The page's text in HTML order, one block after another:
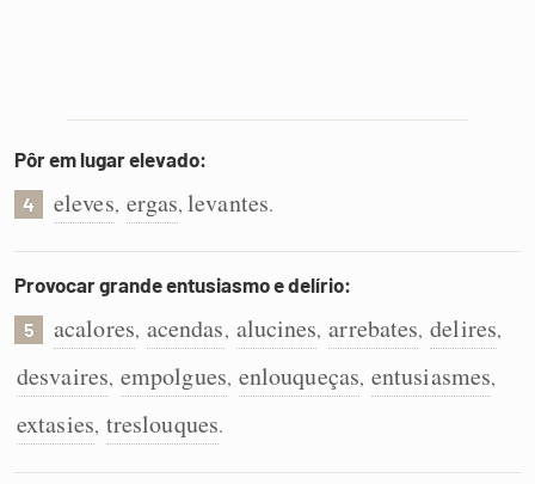
Pôr em lugar elevado:
4 eleves, ergas,levantes.
Provocar grande entusiasmo e delírio:
5 acalores, acendas, alucines, arrebates, delires,
desvaires, empolgues, enlouqueças, entusiasmes,
extasies, treslouques.